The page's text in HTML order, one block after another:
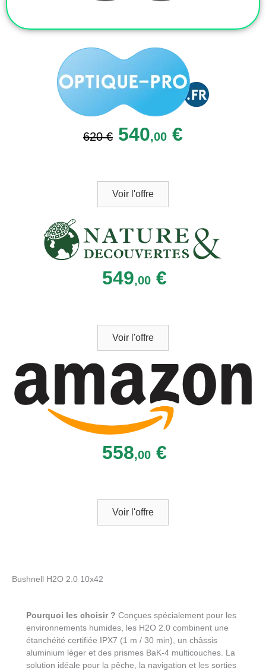
620 € 540,00 €
Voir l'offre
549,00 €
Voir l'offre
558,00 €
Voir l'offre
Bushnell H2O 2.0 10x42
Pourquoi les choisir ? Conçues spécialement pour les
environnements humides, les H2O 2.0 combinent une
étanchéité certifiée IPX7 (1 m / 30 min), un châssis
aluminium léger et des prismes BaK-4 multicouches. La
solution idéale pour la pêche, la navigation et les sorties